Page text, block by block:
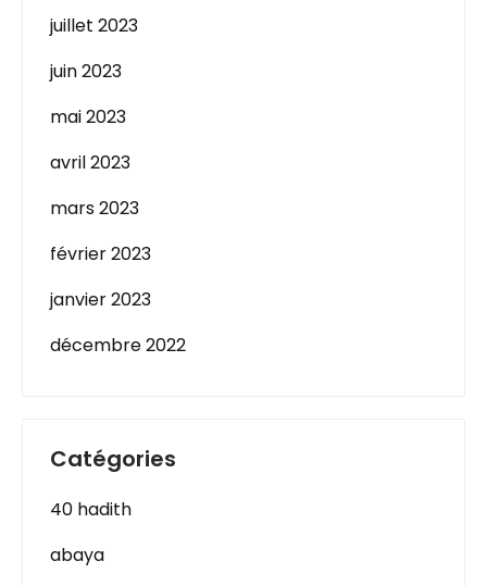
juillet 2023
juin 2023
mai 2023
avril 2023
mars 2023
février 2023
janvier 2023
décembre 2022
Catégories
40 hadith
abaya